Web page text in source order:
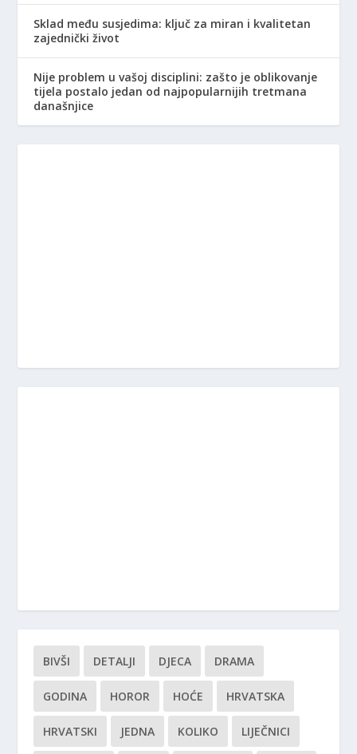
Sklad među susjedima: ključ za miran i kvalitetan
zajednički život
Nije problem u vašoj disciplini: zašto je oblikovanje
tijela postalo jedan od najpopularnijih tretmana
današnjice
BIVŠI DETALJI DJECA DRAMA
GODINA HOROR HOĆE HRVATSKA
HRVATSKI JEDNA KOLIKO LIJEČNICI